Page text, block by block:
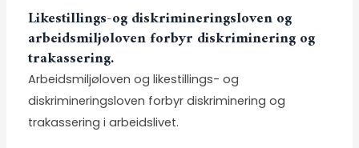
Likestillings-og diskrimineringsloven og
arbeidsmiljøloven forbyr diskriminering og
trakassering.
Arbeidsmiljøloven oglikestillings- og
diskrimineringsloven forbyr diskriminering og
trakassering i arbeidslivet.